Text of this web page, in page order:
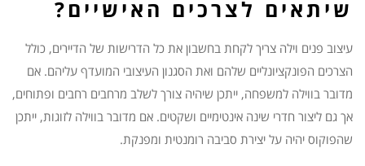
שיתאים לצרכים האישיים?
עיצוב פנים וילה צריך לקחת בחשבון את כל הדרישות של הדיירים, כולל
הצרכים הפונקציונליים שלהם ואת הסגנון העיצובי המועדף עליהם. אם
מדובר בווילה למשפחה, ייתכן שיהיה צורך לשלב מרחבים רחבים ופתוחים,
אך גם ליצור חדרי שינה אינטימיים ושקטים. אם מדובר בווילה לזוגות, ייתכן
שהפוקוס יהיה על יצירת סביבה רומנטית ומפנקת.